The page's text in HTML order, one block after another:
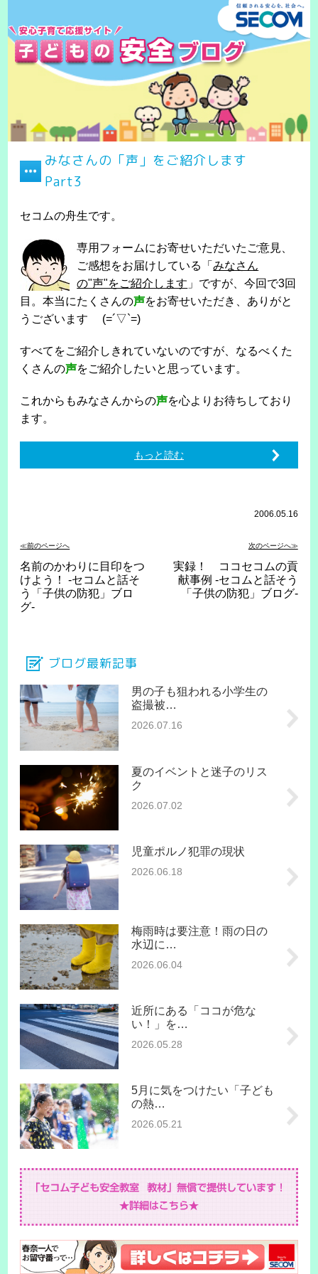
みなさんの「声」をご紹介します
Part3
セコムの舟生です。
専用フォームにお寄せいただいたご意見、
ご感想をお届けしている「みなさん
の"声"をご紹介します 」ですが、今回で3回
目。本当にたくさんの声をお寄せいただき、ありがと
うございます (=´▽`=)
すべてをご紹介しきれていないのですが、なるべくた
くさんの声をご紹介したいと思っています。
これからもみなさんからの声を心よりお待ちしており
ます。
もっと読む
2006.05.16
≪前のページへ 次のページへ≫
名前のかわりに目印をつ
けよう！ -セコムと話そ
う「子供の防犯」ブロ
グ-
実録！ ココセコムの貢
献事例 -セコムと話そう
「子供の防犯」ブログ-
ブログ最新記事
男の子も狙われる小学生の
盗撮被…
2026.07.16
夏のイベントと迷子のリス
ク
2026.07.02
児童ポルノ犯罪の現状
2026.06.18
梅雨時は要注意！雨の日の
水辺に…
2026.06.04
近所にある「ココが危な
い！」を…
2026.05.28
5月に気をつけたい「子ども
の熱…
2026.05.21